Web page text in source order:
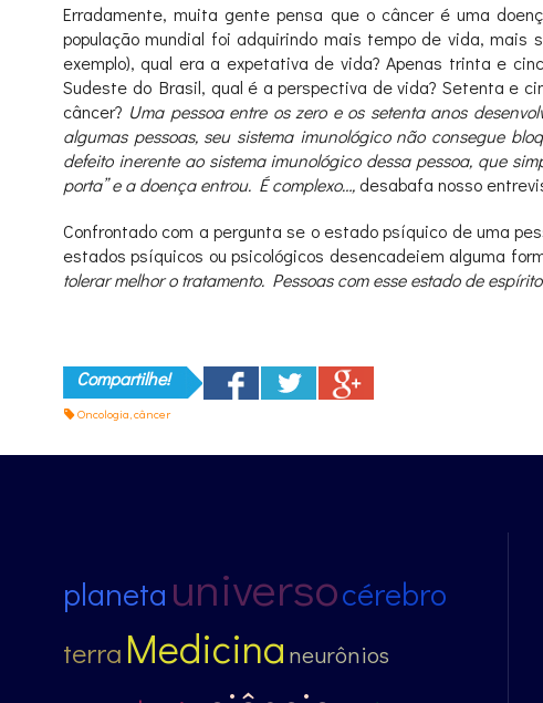
Erradamente, muita gente pensa que o câncer é uma
população mundial foi adquirindo mais tempo de vida,
exemplo), qual era a expetativa de vida? Apenas trinta e
Sudeste do Brasil, qual é a perspectiva de vida? Setenta e
câncer? Uma pessoa entre os zero e os setenta anos
algumas pessoas, seu sistema imunológico não consegue
defeito inerente ao sistema imunológico dessa pessoa, que
porta” e a doença entrou. É complexo…, desabafa nosso
Confrontado com a pergunta se o estado psíquico de uma
estados psíquicos ou psicológicos desencadeiem alguma
tolerar melhor o tratamento. Pessoas com esse estado de
Compartilhe!
Oncologia ,câncer
planeta universocérebro
terra Medicina neurônios